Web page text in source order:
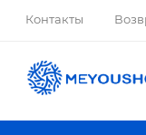
Контакты